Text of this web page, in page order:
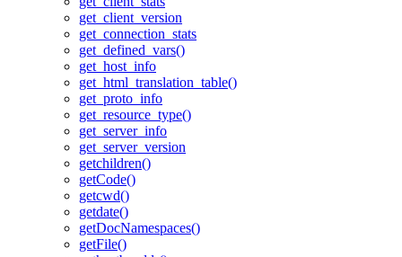
get_client_version
get_connection_stats
get_defined_vars()
get_host_info
get_html_translation_table()
get_proto_info
get_resource_type()
get_server_info
get_server_version
getchildren()
getCode()
getcwd()
getdate()
getDocNamespaces()
getFile()